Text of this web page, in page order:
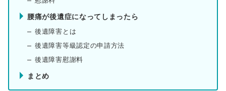
腰痛が後遺症になってしまったら
後遺障害とは
後遺障害等級認定の申請方法
後遺障害慰謝料
まとめ